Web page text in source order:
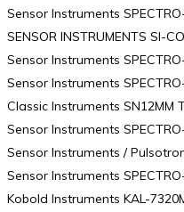
Sensor Instruments
SENSOR INSTRUMENTS SI-
Sensor Instruments
Sensor Instruments
Classic Instruments SN12MM
Sensor Instruments
Sensor Instruments /
Sensor Instruments
Kobold Instruments KAL-